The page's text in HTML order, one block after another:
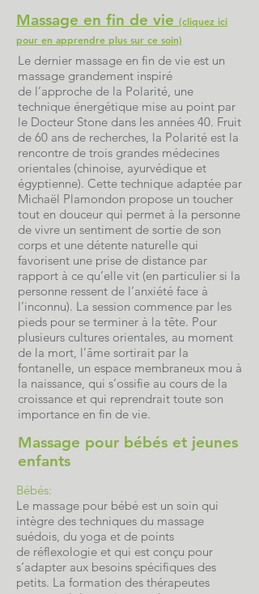
Massage en fin de vie (cliquez ici
pour en apprendre plus sur ce soin)
Le dernier massage en fin de vie est un
massage grandement inspiré
de l’approche de la Polarité, une
technique énergétique mise au point par
le Docteur Stone dans les années 40. Fruit
de 60 ans de recherches, la Polarité est la
rencontre de trois grandes médecines
orientales (chinoise, ayurvédique et
égyptienne). Cette technique adaptée par
Michaël Plamondon propose un toucher
tout en douceur qui permet à la personne
de vivre un sentiment de sortie de son
corps et une détente naturelle qui
favorisent une prise de distance par
rapport à ce qu’elle vit (en particulier si la
personne ressent de l’anxiété face à
l’inconnu). La session commence par les
pieds pour se terminer à la tête. Pour
plusieurs cultures orientales, au moment
de la mort, l’âme sortirait par la
fontanelle, un espace membraneux mou à
la naissance, qui s’ossifie au cours de la
croissance et qui reprendrait toute son
importance en fin de vie.
Massage pour bébés et jeunes
enfants
Bébés:
Le massage pour bébé est un soin qui
intègre des techniques du massage
suédois, du yoga et de points
de réflexologie et qui est conçu pour
s’adapter aux besoins spécifiques des
petits. La formation des thérapeutes